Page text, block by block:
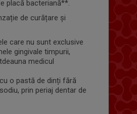
placă bacteriană**.
de curățare și
care nu sunt exclusive
gingivale timpurii,
medicul
o pastă de dinți fără
prin periaj dentar de